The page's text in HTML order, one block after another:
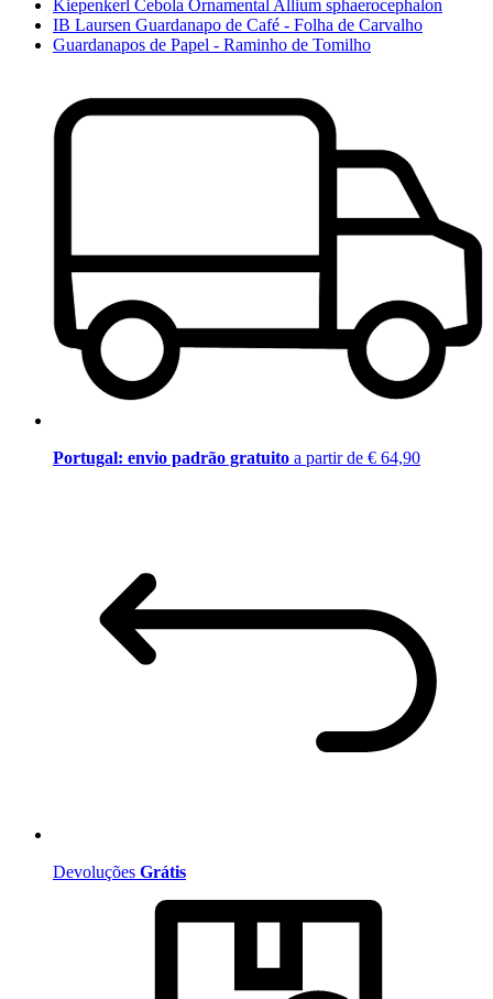
Kiepenkerl Cebola Ornamental Allium sphaerocephalon
IB Laursen Guardanapo de Café - Folha de Carvalho
Guardanapos de Papel - Raminho de Tomilho
Portugal: envio padrão gratuito a partir de € 64,90
Devoluções Grátis